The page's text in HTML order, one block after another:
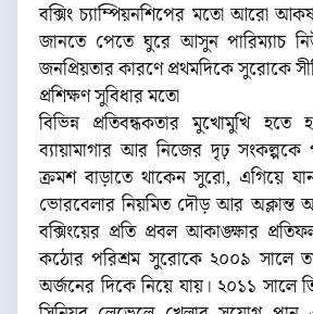
বক্সিং চ্যাম্পিয়নশিপের মতো আরো
জানতে পেতে ঘুরে আসুন পারিম্যাচ
জনপ্রিয়তার কারণে প্রথমদিকে সুরোকে
প্রশিক্ষণ সুবিধার মতো
বিভিন্ন প্রতিবন্ধকতার মুখোমুখি হতে
ব্যায়ামাগার আর নিজের দৃঢ়
ক্রমশ বাড়াতে থাকেন সুরো, এগিয়ে
ভোরবেলার নিয়মিত দৌড় আর অক্লান্ত
বক্সিংয়ের প্রতি প্রবল আকাঙ্ক্ষার
কঠোর পরিশ্রম সুরোকে ২০০৯ সালে
অর্জনের দিকে নিয়ে যায়। ২০১১ সালে